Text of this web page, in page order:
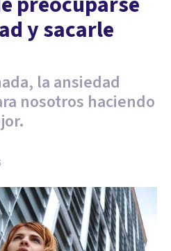
y sacarle
la ansiedad
nosotros haciendo